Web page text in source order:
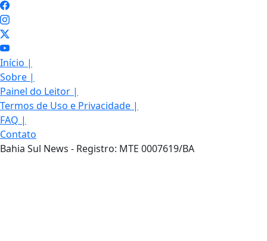
Início |
Sobre |
Painel do Leitor |
Termos de Uso e Privacidade |
FAQ |
Contato
Bahia Sul News - Registro: MTE 0007619/BA